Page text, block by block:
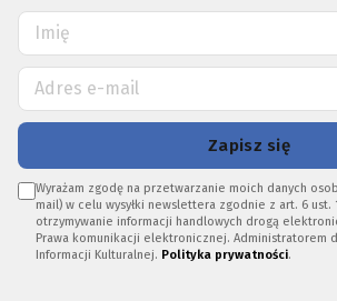
Zapisz się
Wyrażam zgodę na przetwarzanie moich danych
mail) w celu wysyłki newslettera zgodnie z art. 6 ust.
otrzymywanie informacji handlowych drogą
Prawa komunikacji elektronicznej. Administratorem
Informacji Kulturalnej. Polityka prywatności.